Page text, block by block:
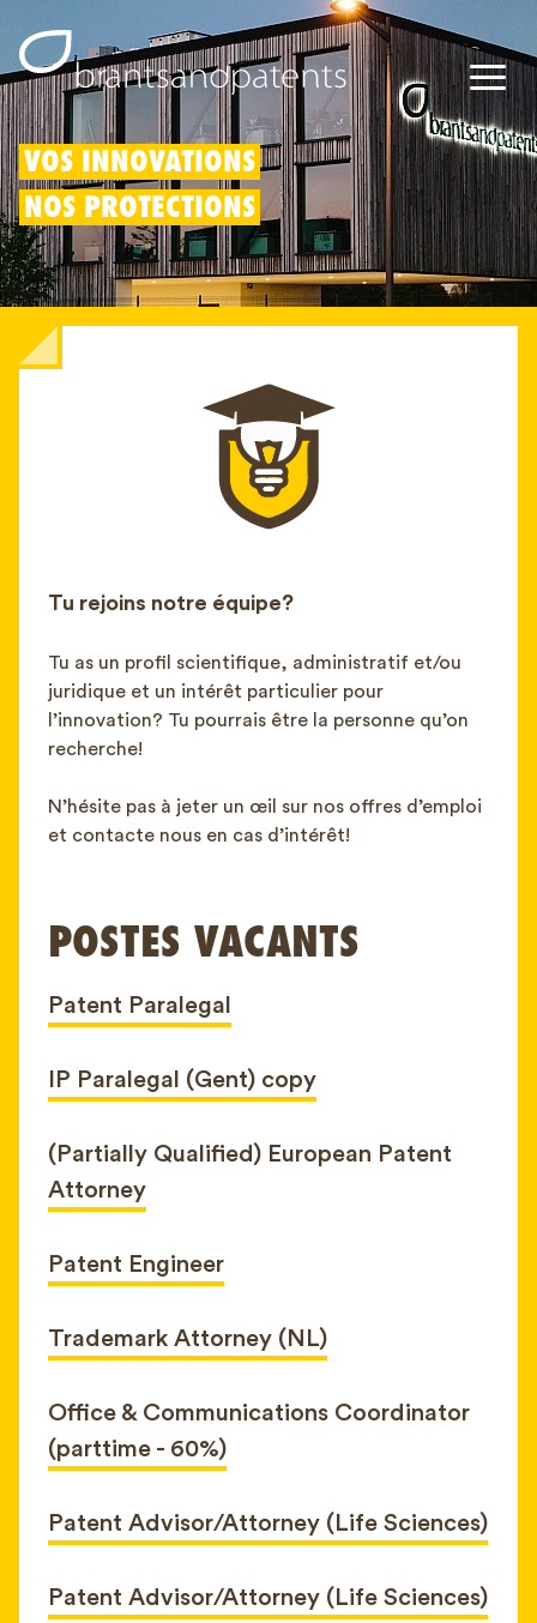
Brevets
Marques
Modèles
Contact
Client login
VOS INNOVATIONS
NOS PROTECTIONS
Tu rejoins notre équipe?
Tu as un profil scientifique, administratif et/ou
juridique et un intérêt particulier pour
l’innovation? Tu pourrais être la personne qu’on
recherche!
N’hésite pas à jeter un œil sur nos offres d’emploi
et contacte nous en cas d’intérêt!
POSTES VACANTS
Patent Paralegal
IP Paralegal (Gent) copy
(Partially Qualified) European Patent
Attorney
Patent Engineer
Trademark Attorney (NL)
Office & Communications Coordinator
(parttime - 60%)
Patent Advisor/Attorney (Life Sciences)
Patent Advisor/Attorney (Life Sciences)